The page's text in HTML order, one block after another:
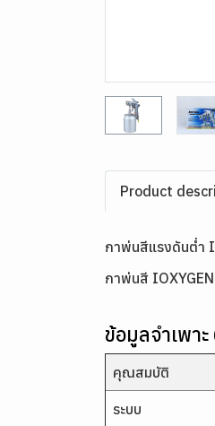
Product
กาพ่นสีแรงดันต่ำ
กาพ่นสี
ข้อมูลจำเพา
คุณสมบัติ
ระบบ